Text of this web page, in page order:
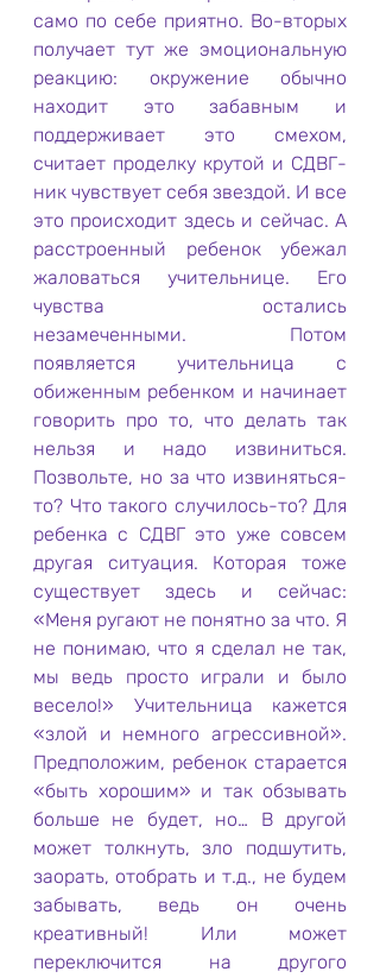
само по себе приятно. Во-вторых
получает тут же эмоциональную
реакцию: окружение обычно
находит это забавным и
поддерживает это смехом,
считает проделку крутой и СДВГ-
ник чувствует себя звездой. И все
это происходит здесь и сейчас. А
расстроенный ребенок убежал
жаловаться учительнице. Его
чувства остались
незамеченными. Потом
появляется учительница с
обиженным ребенком и начинает
говорить про то, что делать так
нельзя и надо извиниться.
Позвольте, но за что извиняться-
то? Что такого случилось-то? Для
ребенка с СДВГ это уже совсем
другая ситуация. Которая тоже
существует здесь и сейчас:
«Меня ругают не понятно за что. Я
не понимаю, что я сделал не так,
мы ведь просто играли и было
весело!» Учительница кажется
«злой и немного агрессивной».
Предположим, ребенок старается
«быть хорошим» и так обзывать
больше не будет, но… В другой
может толкнуть, зло подшутить,
заорать, отобрать и т.д., не будем
забывать, ведь он очень
креативный! Или может
переключится на другого